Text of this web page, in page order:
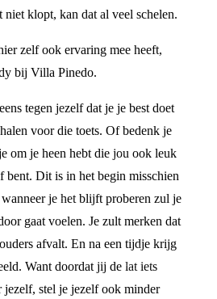
niet klopt, kan dat al veel schelen.
zelf ook ervaring mee heeft,
bij Villa Pinedo.
tegen jezelf dat je je best doet
voor die toets. Of bedenk je
om je heen hebt die jou ook leuk
bent. Dit is in het begin misschien
je het blijft proberen zul je
gaat voelen. Je zult merken dat
afvalt. En na een tijdje krijg
Want doordat jij de lat iets
jezelf, stel je jezelf ook minder